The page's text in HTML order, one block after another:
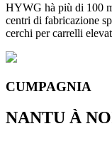
HYWG hà più di 100
centri di fabricazione
cerchi per carrelli
CUMPAGNIA
NANTU À